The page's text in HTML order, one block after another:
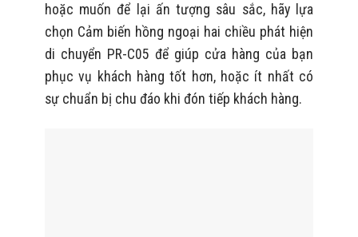
hoặc muốn để lại ấn tượng sâu sắc, hãy lựa
chọn Cảm biến hồng ngoại hai chiều phát hiện
di chuyển PR-C05 để giúp cửa hàng của bạn
phục vụ khách hàng tốt hơn, hoặc ít nhất có
sự chuẩn bị chu đáo khi đón tiếp khách hàng.